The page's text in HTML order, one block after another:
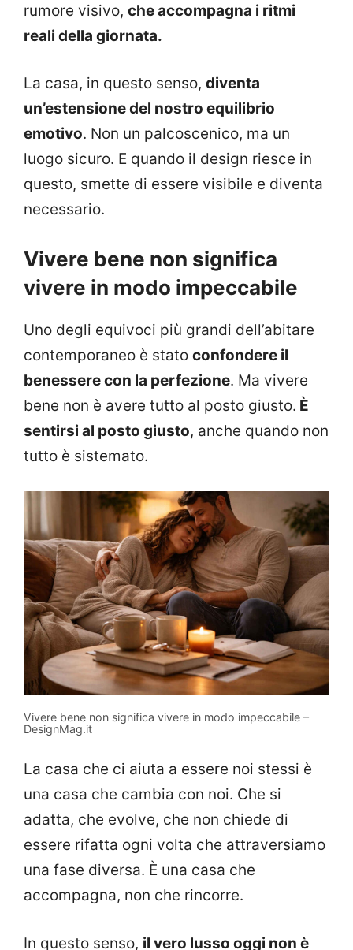
rumore visivo, che accompagna i ritmi
reali della giornata.
La casa, in questo senso, diventa
un’estensione del nostro equilibrio
emotivo. Non un palcoscenico, ma un
luogo sicuro. E quando il design riesce in
questo, smette di essere visibile e diventa
necessario.
Vivere bene non significa
vivere in modo impeccabile
Uno degli equivoci più grandi dell’abitare
contemporaneo è stato confondere il
benessere con la perfezione. Ma vivere
bene non è avere tutto al posto giusto. È
sentirsi al posto giusto, anche quando non
tutto è sistemato.
Vivere bene non significa vivere in modo impeccabile –
DesignMag.it
La casa che ci aiuta a essere noi stessi è
una casa che cambia con noi. Che si
adatta, che evolve, che non chiede di
essere rifatta ogni volta che attraversiamo
una fase diversa. È una casa che
accompagna, non che rincorre.
In questo senso, il vero lusso oggi non è